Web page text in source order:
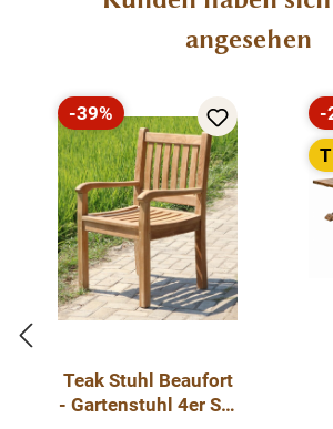
angesehen
Rabatt
-39%
Teak Stuhl Beaufort
- Gartenstuhl 4er Set
-